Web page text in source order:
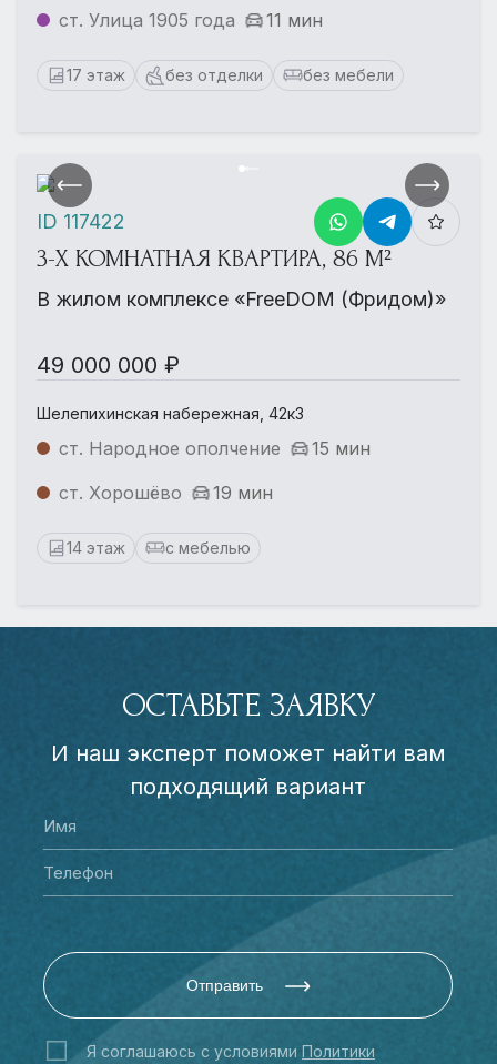
ст. Улица 1905 года 11 мин
17 этаж без отделки без мебели
3-Х КОМНАТНАЯ КВАРТИРА, 86 М²
В жилом комплексе «FreeDOM (Фридом)»
49 000 000 ₽
Шелепихинская набережная, 42к3
ст. Народное ополчение
15 мин
ст. Хорошёво
19 мин
14 этаж с мебелью
ID 117422
ОСТАВЬТЕ ЗАЯВКУ
И наш эксперт поможет найти вам
подходящий вариант
Я соглашаюсь с условиями Политики
Отправить